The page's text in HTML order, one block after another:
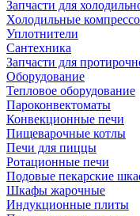
Запчасти для
Холодильные
Уплотнители
Сантехника
Запчасти для
Оборудование
Тепловое оборудование
Пароконвектоматы
Конвекционные печи
Пищеварочные котлы
Печи для пиццы
Ротационные печи
Подовые пекарские
Шкафы жарочные
Индукционные плиты